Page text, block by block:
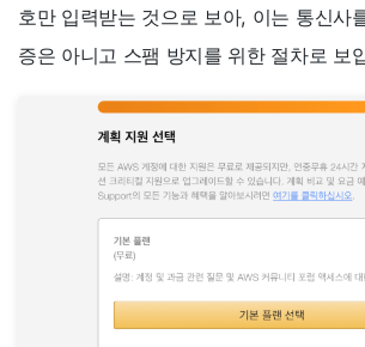
호만 입력받는 것으로 보아, 이는 통신사
증은 아니고 스팸 방지를 위한 절차로 보